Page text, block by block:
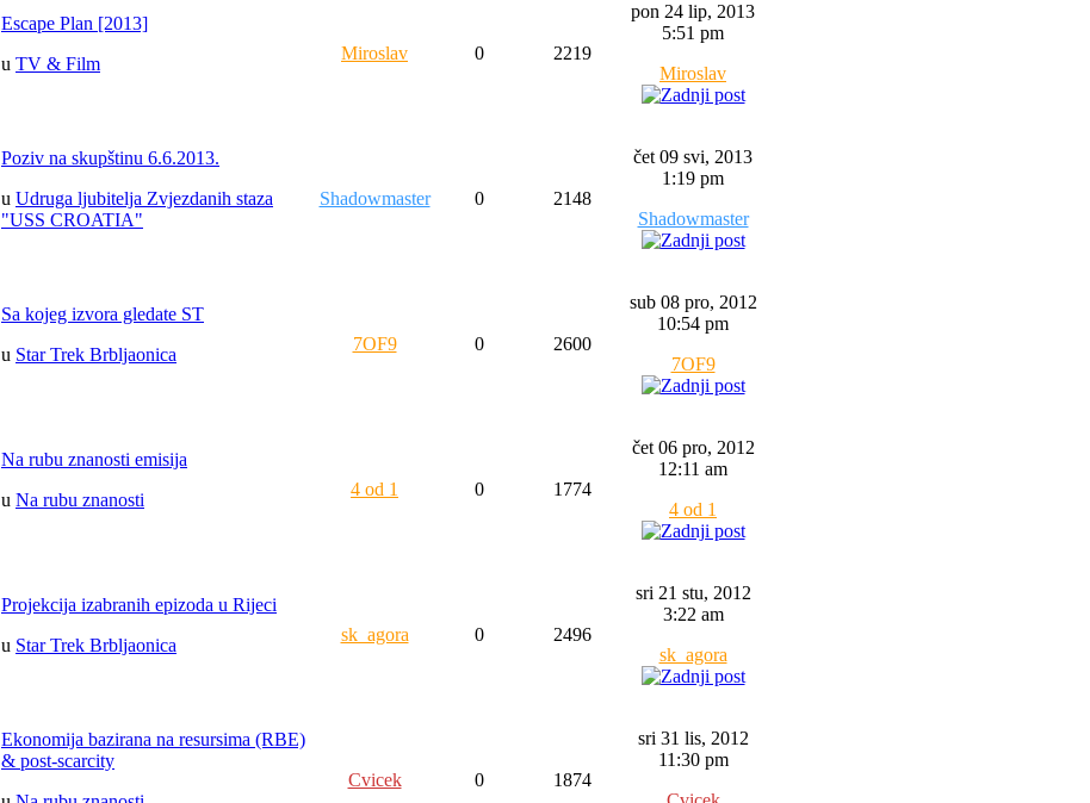
Escape Plan [2013]
u TV & Film
Miroslav 0 2219
pon 24 lip, 2013
5:51 pm
Miroslav
Poziv na skupštinu 6.6.2013.
u Udruga ljubitelja Zvjezdanih staza
"USS CROATIA"
Shadowmaster 0 2148
čet 09 svi, 2013
1:19 pm
Shadowmaster
Sa kojeg izvora gledate ST
u Star Trek Brbljaonica
7OF9 0 2600
sub 08 pro, 2012
10:54 pm
7OF9
Na rubu znanosti emisija
u Na rubu znanosti
4 od 1 0 1774
čet 06 pro, 2012
12:11 am
4 od 1
Projekcija izabranih epizoda u Rijeci
u Star Trek Brbljaonica
sk_agora 0 2496
sri 21 stu, 2012
3:22 am
sk_agora
Ekonomija bazirana na resursima (RBE)
& post-scarcity
Cvicek 0 1874
sri 31 lis, 2012
11:30 pm